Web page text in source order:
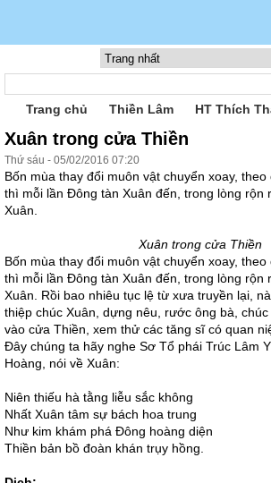
Trang chủ Thiền Lâm HT Thích
Xuân trong cửa Thiền
Thứ sáu - 05/02/2016 07:20
Bốn mùa thay đổi muôn vật chuyển xoay,
thì mỗi lần Đông tàn Xuân đến, trong lòng rộn
Xuân.
Xuân trong cửa Thiền
Bốn mùa thay đổi muôn vật chuyển xoay,
thì mỗi lần Đông tàn Xuân đến, trong lòng rộn
Xuân. Rồi bao nhiêu tục lệ từ xưa truyền lại,
thiệp chúc Xuân, dựng nêu, rước ông bà,
vào cửa Thiền, xem thử các tăng sĩ có quan
Đây chúng ta hãy nghe Sơ Tổ phái Trúc Lâm
Hoàng, nói về Xuân:
Niên thiếu hà tằng liễu sắc không
Nhất Xuân tâm sự bách hoa trung
Như kim khám phá Đông hoàng diện
Thiền bản bồ đoàn khán trụy hồng.